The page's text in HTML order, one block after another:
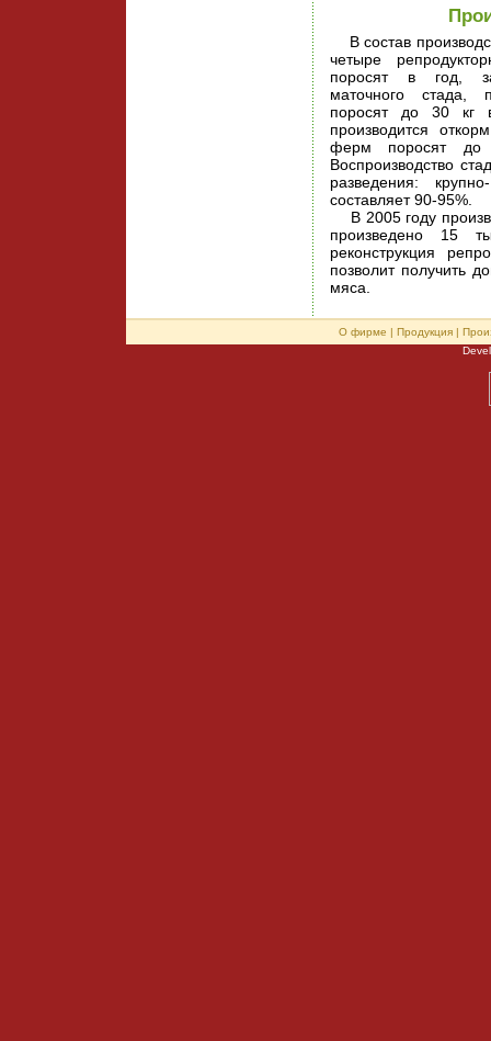
В состав
четыре
поросят в год,
маточного стада,
поросят до 30 кг
производится
ферм поросят до
Воспроизводство
разведения:
составляет 90-95%.
В 2005 году
произведено 15
реконструкция
позволит получить
мяса.
О фирме | Продукция |